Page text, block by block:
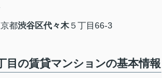
都渋谷区代々木５丁目66-3
目の賃貸マンションの基本情報